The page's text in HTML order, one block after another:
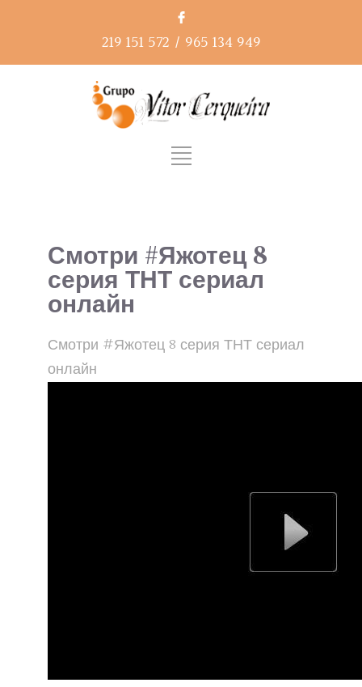
219 151 572 / 965 134 949
Смотри #Яжотец 8
серия ТНТ сериал
онлайн
Смотри #Яжотец 8 серия ТНТ сериал
онлайн